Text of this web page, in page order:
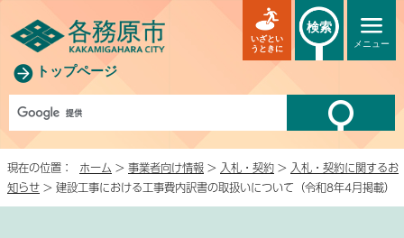
トップページ
メニュー
いざとい
うときに
検索
現在の位置： ホーム > 事業者向け情報 > 入札・契約 > 入札・契約に関するお
知らせ > 建設工事における工事費内訳書の取扱いについて（令和8年4月掲載）